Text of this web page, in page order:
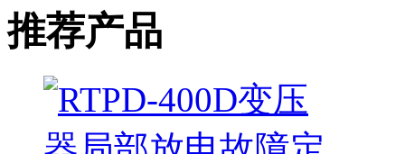
推荐产品